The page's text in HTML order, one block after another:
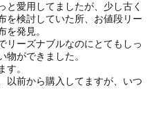
と愛用してましたが、少し古く
を検討していた所、お値段リー
を発見。
リーズナブルなのにとてもしっ
ができました。
す。
以前から購入してますが、いつ